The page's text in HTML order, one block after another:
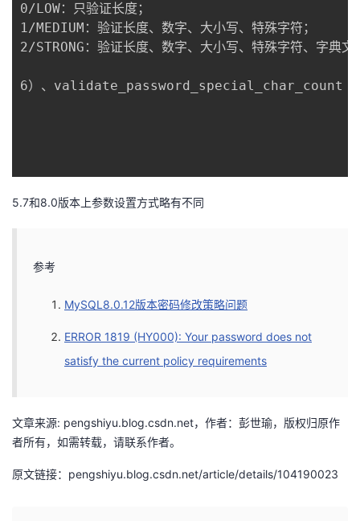
0/LOW：只验证长度；
1/MEDIUM：验证长度、数字、大小写、特殊字符；
2/STRONG：验证长度、数字、大小写、特殊字符、字典文
6）、validate_password_special_char_count 整个
5.7和8.0版本上参数设置方式略有不同
参考
MySQL8.0.12版本密码修改策略问题
ERROR 1819 (HY000): Your password does not
satisfy the current policy requirements
文章来源: pengshiyu.blog.csdn.net，作者：彭世瑜，版权归原作
者所有，如需转载，请联系作者。
原文链接：pengshiyu.blog.csdn.net/article/details/104190023